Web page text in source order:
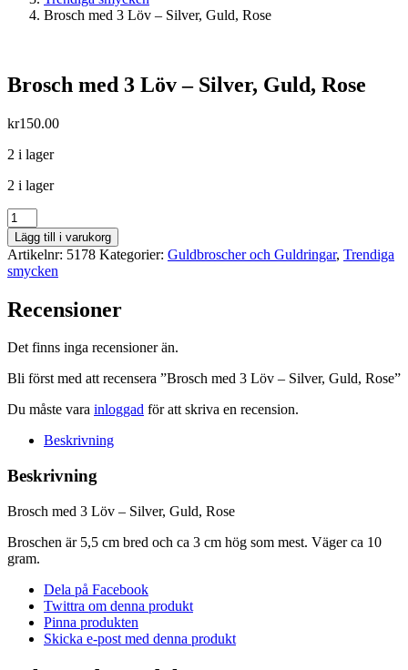
Brosch med 3 Löv – Silver, Guld, Rose
Brosch med 3 Löv – Silver, Guld, Rose
kr150.00
2 i lager
2 i lager
Brosch
med
3
Löv
-
Guld,
mängd
Lägg till i varukorg
Artikelnr: 5178 Kategorier: Guldbroscher och Guldringar, Trendiga
smycken
Recensioner
Det finns inga recensioner än.
Bli först med att recensera ”Brosch med 3 Löv – Silver, Guld, Rose”
Du måste vara inloggad för att skriva en recension.
Beskrivning
Beskrivning
Brosch med 3 Löv – Silver, Guld, Rose
Broschen är 5,5 cm bred och ca 3 cm hög som mest. Väger ca 10
gram.
Dela på Facebook
Twittra om denna produkt
Pinna produkten
Skicka e-post med denna produkt